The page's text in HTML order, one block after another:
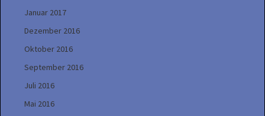
Januar 2017
Dezember 2016
Oktober 2016
September 2016
Juli 2016
Mai 2016